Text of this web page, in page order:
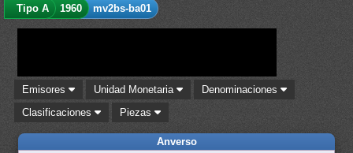
Tipo A
1960 mv2bs-ba01
Emisores Unidad Monetaria
Denominaciones
Clasificaciones
Piezas
Anverso